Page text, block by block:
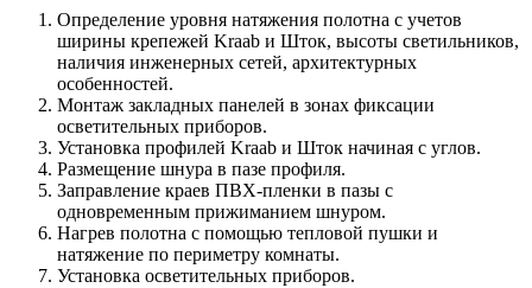
Определение уровня натяжения полотна с учетов
ширины крепежей Kraab и Шток, высоты светильников,
наличия инженерных сетей, архитектурных
особенностей.
Монтаж закладных панелей в зонах фиксации
осветительных приборов.
Установка профилей Kraab и Шток начиная с углов.
Размещение шнура в пазе профиля.
Заправление краев ПВХ-пленки в пазы с
одновременным прижиманием шнуром.
Нагрев полотна с помощью тепловой пушки и
натяжение по периметру комнаты.
Установка осветительных приборов.